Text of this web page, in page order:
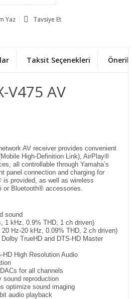
Yaz Tavsiye Et
Taksit Seçenekleri
V475 AV
AV receiver provides convenient
High-Definition Link), AirPlay®
all controllable through Yamaha’s
panel connection and charging for
provided, as well as wireless
or Bluetooth® accessories.
sound
1 kHz, 0.9% THD, 1 ch driven)
Hz-20 kHz, 0.09% THD, 2 ch driven)
TrueHD and DTS-HD Master
High Resolution Audio
for all channels
sound reproduction
optimize sound imaging
audio playback